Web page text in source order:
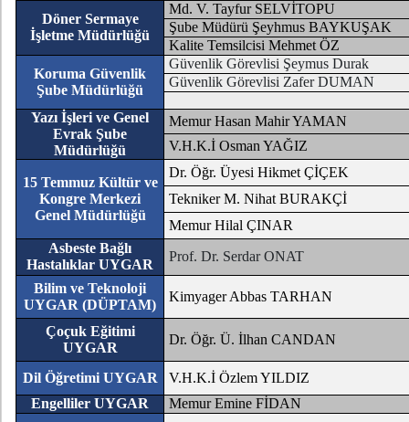
Döner Sermaye
İşletme Müdürlüğü
Md. V. Tayfur SELVİTOPU
Şube Müdürü Şeyhmus BAYKUŞAK
Kalite Temsilcisi Mehmet ÖZ
Koruma Güvenlik
Şube Müdürlüğü
Güvenlik Görevlisi Şeymus Durak
Güvenlik Görevlisi Zafer DUMAN
Yazı İşleri ve Genel
Evrak Şube
Müdürlüğü
Memur Hasan Mahir YAMAN
V.H.K.İ Osman YAĞIZ
15 Temmuz Kültür ve
Kongre Merkezi
Genel Müdürlüğü
Dr. Öğr. Üyesi Hikmet ÇİÇEK
Tekniker M. Nihat BURAKÇİ
Memur Hilal ÇINAR
Asbeste Bağlı
Hastalıklar UYGAR
Prof. Dr. Serdar ONAT
Bilim ve Teknoloji
UYGAR (DÜPTAM)
Kimyager Abbas TARHAN
Çoçuk Eğitimi
UYGAR
Dr. Öğr. Ü. İlhan CANDAN
Dil Öğretimi UYGAR
V.H.K.İ Özlem YILDIZ
Engelliler UYGAR
Memur Emine FİDAN